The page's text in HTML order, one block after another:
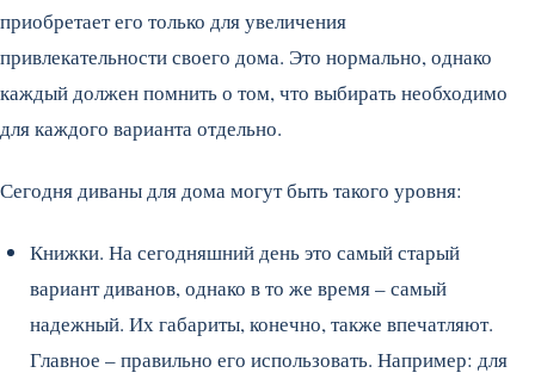
приобретает его только для увеличения
привлекательности своего дома. Это нормально, однако
каждый должен помнить о том, что выбирать необходимо
для каждого варианта отдельно.
Сегодня диваны для дома могут быть такого уровня:
Книжки. На сегодняшний день это самый старый
вариант диванов, однако в то же время – самый
надежный. Их габариты, конечно, также впечатляют.
Главное – правильно его использовать. Например: для